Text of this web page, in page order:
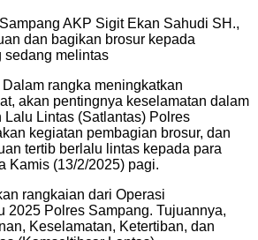
AKP Sigit Ekan Sahudi SH.,
dan bagikan brosur kepada
sedang melintas
Dalam rangka meningkatkan
akan pentingnya keselamatan dalam
Lalu Lintas (Satlantas) Polres
kegiatan pembagian brosur, dan
tertib berlalu lintas kepada para
Kamis (13/2/2025) pagi.
rangkaian dari Operasi
2025 Polres Sampang. Tujuannya,
Keselamatan, Ketertiban, dan